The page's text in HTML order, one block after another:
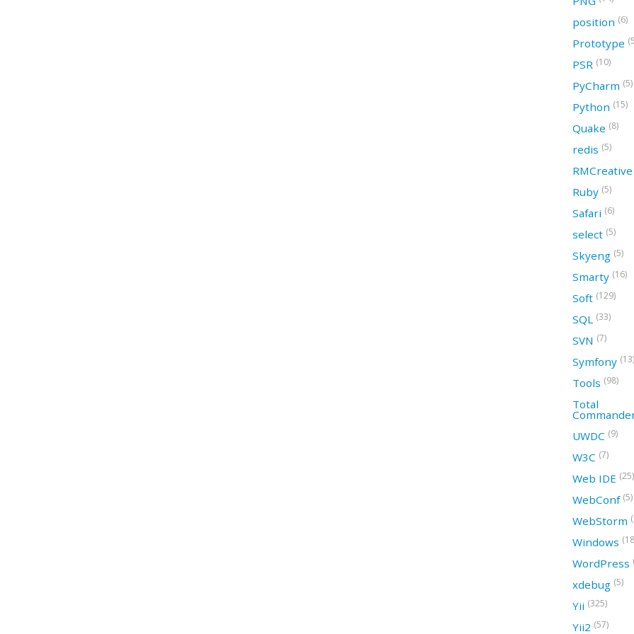
position (6)
Prototype
PSR (10)
PyCharm (5)
Python (15)
Quake (8)
redis (5)
RMCreative
Ruby (5)
Safari (6)
select (5)
Skyeng (5)
Smarty (16)
Soft (129)
SQL (33)
SVN (7)
Symfony (13)
Tools (98)
Total
UWDC (9)
W3C (7)
Web IDE (25)
WebConf (5)
WebStorm
Windows
WordPress
xdebug (5)
Yii (325)
Yii2 (57)